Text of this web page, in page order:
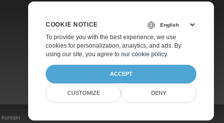
Preise
Kostenpflichtiger Support
Über Uns
Kontakt
COOKIE NOTICE
To provide you with the best experience, we use
cookies for personalization, analytics, and ads. By
using our site, you agree to our cookie policy.
ACCEPT
CUSTOMIZE DENY